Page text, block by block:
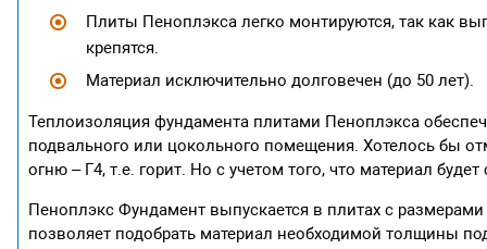
Плиты Пеноплэкса легко монтируются, так как
крепятся.
Материал исключительно долговечен (до 50 лет).
Теплоизоляция фундамента плитами Пеноплэкса
подвального или цокольного помещения. Хотелось бы
огню – Г4, т.е. горит. Но с учетом того, что материал
Пеноплэкс Фундамент выпускается в плитах с
позволяет подобрать материал необходимой толщины